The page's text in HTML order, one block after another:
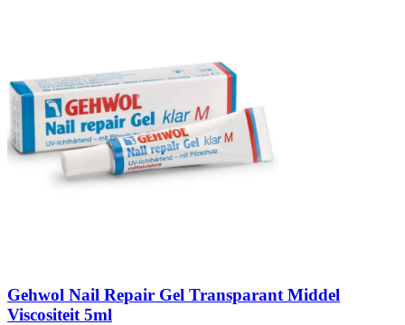
Gehwol Nail Repair Gel Transparant Middel
Viscositeit 5ml